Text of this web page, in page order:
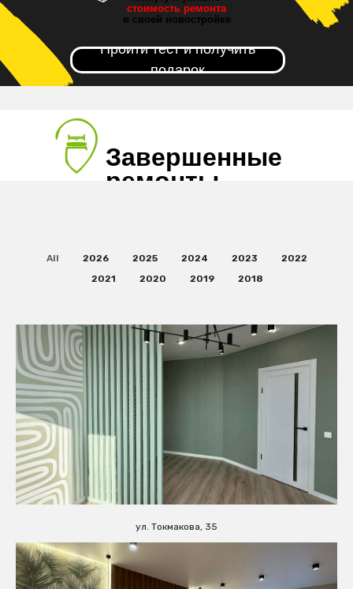
стоимость ремонта
в своей новостройке
Пройти тест и получить
подарок
Завершенные
ремонты
All 2026 2025 2024 2023
2022
2021
2020 2019 2018
ул. Токмакова, 35